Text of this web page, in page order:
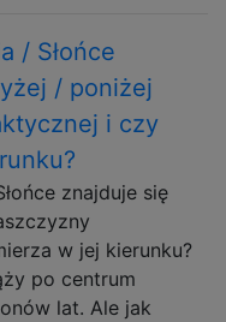
/ Słońce
/ poniżej
i czy
znajduje się
w jej kierunku?
po centrum
lat. Ale jak